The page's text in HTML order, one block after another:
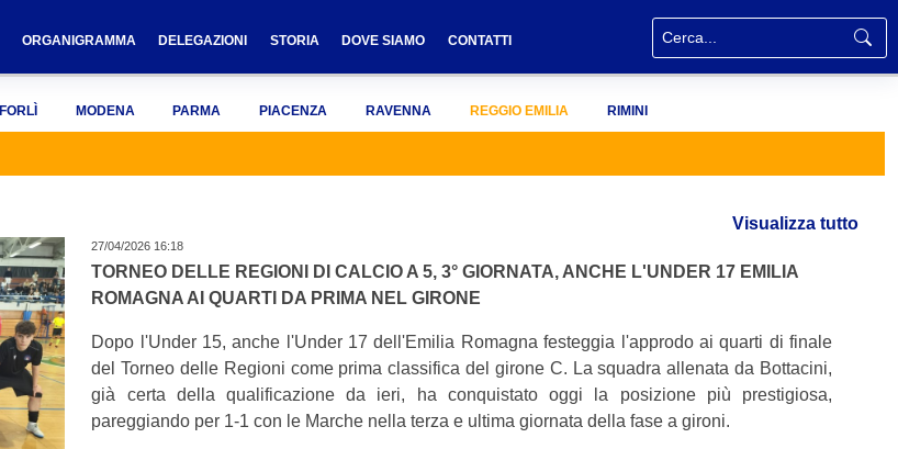
ORGANIGRAMMA DELEGAZIONI STORIA DOVE SIAMO CONTATTI
FORLÌ MODENA PARMA PIACENZA RAVENNA REGGIO EMILIA RIMINI
Visualizza tutto
27/04/2026 16:18
TORNEO DELLE REGIONI DI CALCIO A 5, 3° GIORNATA, ANCHE L'UNDER 17 EMILIA
ROMAGNA AI QUARTI DA PRIMA NEL GIRONE
Dopo l'Under 15, anche l'Under 17 dell'Emilia Romagna festeggia l'approdo ai quarti di finale
del Torneo delle Regioni come prima classifica del girone C. La squadra allenata da Bottacini,
già certa della qualificazione da ieri, ha conquistato oggi la posizione più prestigiosa,
pareggiando per 1-1 con le Marche nella terza e ultima giornata della fase a gironi.